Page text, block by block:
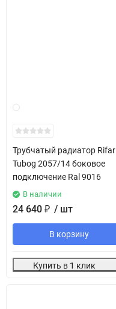
Трубчатый радиатор Rifar
Tubog 2057/14 боковое
подключение Ral 9016
В наличии
24 640 ₽ / шт
В корзину
Купить в 1 клик